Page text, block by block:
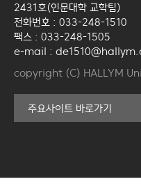
2431호(인문대학 교학팀)
전화번호 : 033-248-1510
팩스 : 033-248-1505
e-mail :
copyright (C) HALLYM
주요사이트 바로가기
커뮤니티교육원
국제학생증신청